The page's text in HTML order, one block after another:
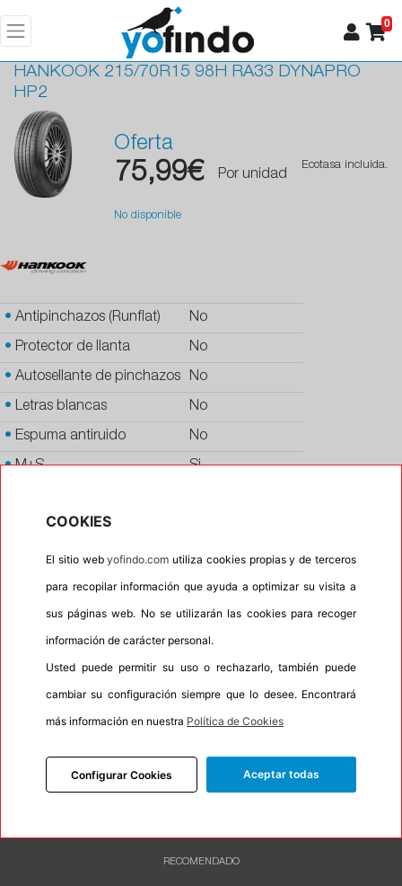
0
HANKOOK 215/70R15 98H RA33 DYNAPRO
HP2
Oferta
75,99€ Por unidad
Ecotasa incluida.
No disponible
• Antipinchazos (Runflat) No
• Protector de llanta No
• Autosellante de pinchazos No
• Letras blancas No
• Espuma antiruido No
•M+S Si
Calidad QUALITY
P.O.R. No
Oportunidad No
90% 10%
Carretera Campo
Etiqueta energética Información Eprel
RECOMENDADO
COOKIES
El sitio webyofindo.com utiliza cookies propias y de terceros
para recopilar información que ayuda a optimizar su visita a
sus páginas web. No se utilizarán las cookies para recoger
información de carácter personal.
Usted puede permitir su uso o rechazarlo, también puede
cambiar su configuración siempre que lo desee. Encontrará
más información en nuestra Política de Cookies
Configurar Cookies Aceptar todas